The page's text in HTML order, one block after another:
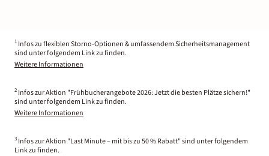
1 Infos zu flexiblen Storno-Optionen & umfassendem Sicherheitsmanagement
sind unter folgendem Link zu finden.
Weitere Informationen
2 Infos zur Aktion "Frühbucherangebote 2026: Jetzt die besten Plätze sichern!"
sind unter folgendem Link zu finden.
Weitere Informationen
3 Infos zur Aktion "Last Minute – mit bis zu 50 % Rabatt" sind unter folgendem
Link zu finden.